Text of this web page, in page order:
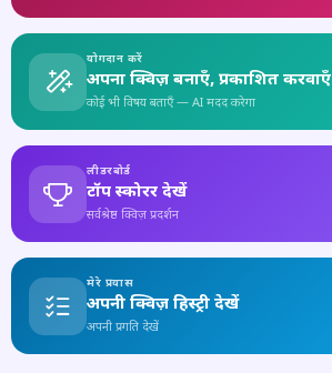
योगदान करें
अपना क्विज़ बनाएँ, प्रकाशित करवाएँ
कोई भी विषय बताएँ — AI मदद करेगा
लीडरबोर्ड
टॉप स्कोरर देखें
सर्वश्रेष्ठ क्विज़ प्रदर्शन
मेरे प्रयास
अपनी क्विज़ हिस्ट्री देखें
अपनी प्रगति देखें